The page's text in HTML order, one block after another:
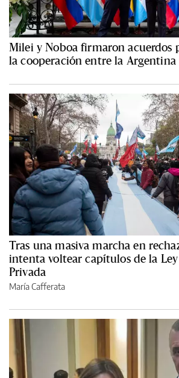
Milei y Noboa firmaron acuerdos
la cooperación entre la Argentina
Tras una masiva marcha en
intenta voltear capítulos de la
Privada
María Cafferata